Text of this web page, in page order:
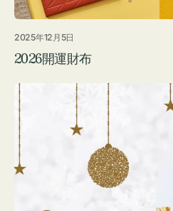
2025年12月5日
2026開運財布